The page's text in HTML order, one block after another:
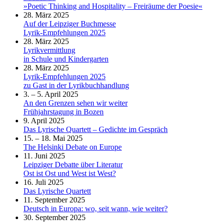
»Poetic Thinking and Hospitality – Freiräume der Poesie«
28. März 2025
Auf der Leipziger Buchmesse
Lyrik-Empfehlungen 2025
28. März 2025
Lyrikvermittlung
in Schule und Kindergarten
28. März 2025
Lyrik-Empfehlungen 2025
zu Gast in der Lyrikbuchhandlung
3. – 5. April 2025
An den Grenzen sehen wir weiter
Frühjahrstagung in Bozen
9. April 2025
Das Lyrische Quartett – Gedichte im Gespräch
15. – 18. Mai 2025
The Helsinki Debate on Europe
11. Juni 2025
Leipziger Debatte über Literatur
Ost ist Ost und West ist West?
16. Juli 2025
Das Lyrische Quartett
11. September 2025
Deutsch in Europa: wo, seit wann, wie weiter?
30. September 2025